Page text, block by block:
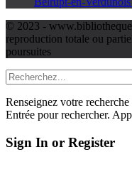
© 2023 -
reproduction totale ou
poursuites
Renseignez votre
Entrée pour rechercher.
Sign In or Register